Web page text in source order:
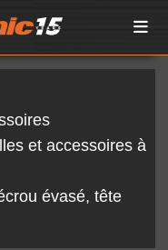
et accessoires à
évasé, tête